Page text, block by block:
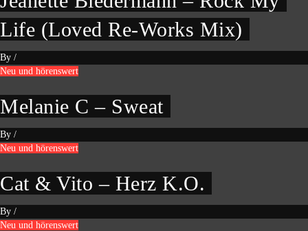
Life (Loved Re-Works Mix)
By /
Neu und hörenswert
Melanie C – Sweat
By /
Neu und hörenswert
Cat & Vito – Herz K.O.
By /
Neu und hörenswert